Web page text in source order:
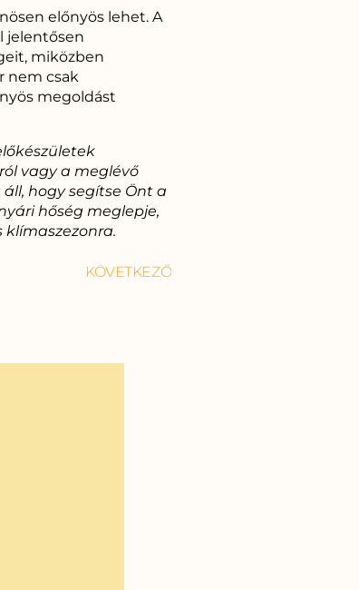
előnyös lehet. A
jelentősen
miközben
nem csak
megoldást
vagy a meglévő
hogy segítse Önt a
hőség meglepje,
KÖVETKEZŐ